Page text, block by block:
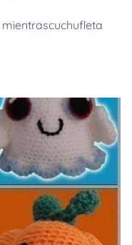
mientrascuchufleta